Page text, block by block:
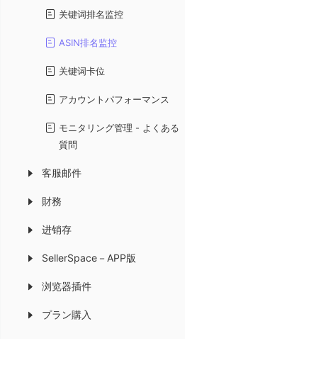
关键词排名监控
ASIN排名监控
关键词卡位
アカウントパフォーマンス
モニタリング管理 - よくある
質問
客服邮件
財務
进销存
SellerSpace－APP版
浏览器插件
プラン購入